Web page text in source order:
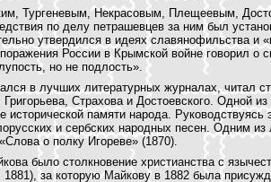
Тургеневым, Некрасовым, Плещеевым,
по делу петрашевцев за ним был
утвердился в идеях славянофильства и
России в Крымской войне говорил о
но не подлость».
в лучших литературных журналах, читал
Страхова и Достоевского. Одной из
исторической памяти народа. Руководствуясь
и сербских народных песен. Одним из
о полку Игореве» (1870).
было столкновение христианства с
за которую Майкову в 1882 была